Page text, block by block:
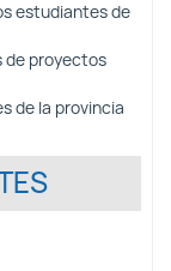
estudiantes de
de proyectos
de la provincia